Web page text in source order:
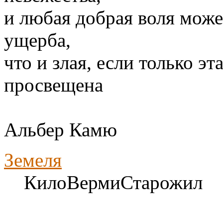
и любая добрая воля
ущерба,
что и злая, если только
просвещена
Альбер Камю
Земеля
КилоВермиСтарожил